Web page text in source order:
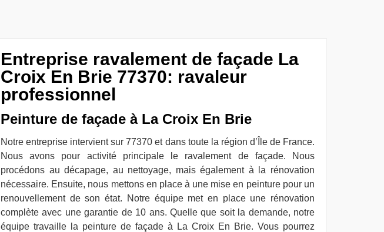
Entreprise ravalement de façade La
Croix En Brie 77370: ravaleur
professionnel
Peinture de façade à La Croix En Brie
Notre entreprise intervient sur 77370 et dans toute la région d’Île de France.
Nous avons pour activité principale le ravalement de façade. Nous
procédons au décapage, au nettoyage, mais également à la rénovation
nécessaire. Ensuite, nous mettons en place à une mise en peinture pour un
renouvellement de son état. Notre équipe met en place une rénovation
complète avec une garantie de 10 ans. Quelle que soit la demande, notre
équipe travaille la peinture de façade à La Croix En Brie. Vous pourrez